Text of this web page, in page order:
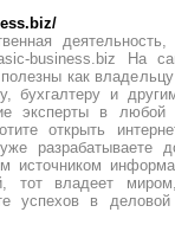
деятельность,
business.biz На
как
бухгалтеру и
эксперты в
открыть
разрабатываете
источником
тот владеет
успехов в